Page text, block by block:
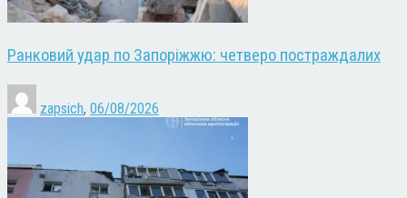
Ранковий удар по Запоріжжю: четверо постраждалих
zapsich, 06/08/2026